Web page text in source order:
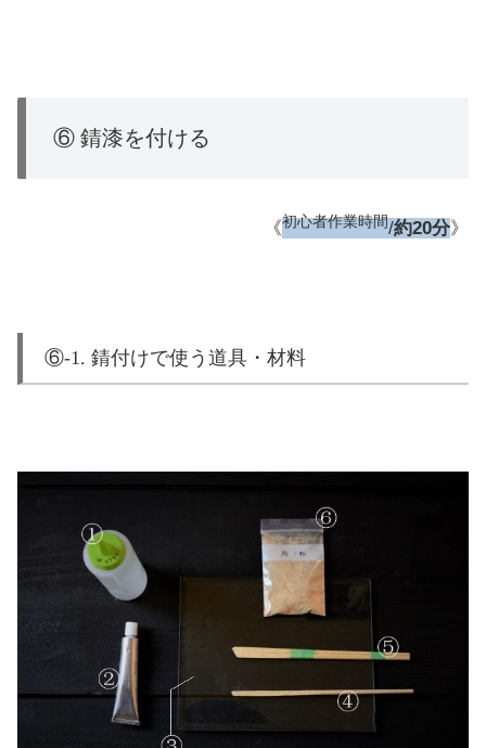
⑥ 錆漆を付ける
《初心者作業時間/約20分》
⑥-1. 錆付けで使う道具・材料